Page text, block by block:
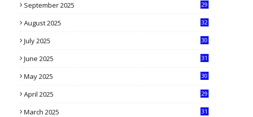
September 2025
29
August 2025
32
July 2025
30
June 2025
31
May 2025
30
April 2025
29
March 2025
31